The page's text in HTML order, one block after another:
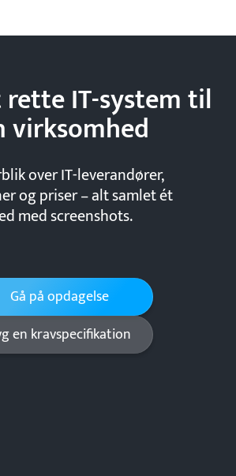
IT-system til
virksomhed
over IT-leverandører,
og priser – alt samlet ét
med screenshots.
Gå på opdagelse
en kravspecifikation